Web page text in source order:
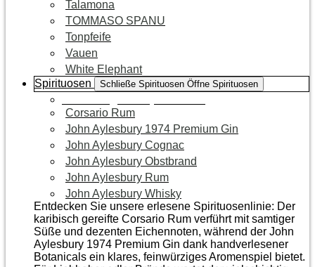
Talamona
TOMMASO SPANU
Tonpfeife
Vauen
White Elephant
Spirituosen
Schließe Spirituosen Öffne Spirituosen
Corsario Rum
John Aylesbury 1974 Premium Gin
John Aylesbury Cognac
John Aylesbury Obstbrand
John Aylesbury Rum
John Aylesbury Whisky
Entdecken Sie unsere erlesene Spirituosenlinie: Der
karibisch gereifte Corsario Rum verführt mit samtiger
Süße und dezenten Eichen­noten, während der John
Aylesbury 1974 Premium Gin dank handverlesener
Botanicals ein klares, feinwürziges Aromenspiel bietet.